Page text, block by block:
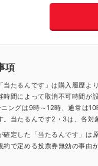
項
当たるんです」は購入履歴よ
時間によって取消不可時間が
ングは9時～12時、通常は
。当たるんです2・3は、各対
確定した「当たるんです」は
約で定める投票券無効の事由